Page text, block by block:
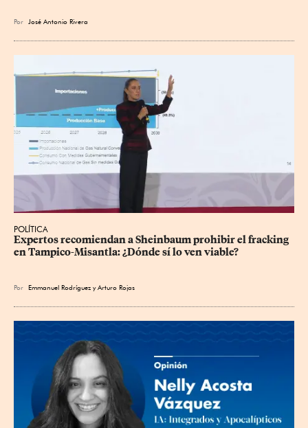
Por José Antonio Rivera
POLÍTICA
Expertos recomiendan a Sheinbaum prohibir el fracking
en Tampico-Misantla: ¿Dónde sí lo ven viable?
Por Emmanuel Rodríguez yArturo Rojas